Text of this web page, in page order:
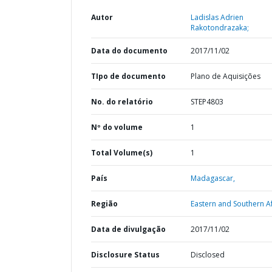
Autor
Ladislas Adrien
Rakotondrazaka;
Data do documento 2017/11/02
TIpo de documento Plano de Aquisições
No. do relatório STEP4803
Nº do volume 1
Total Volume(s) 1
País Madagascar,
Região Eastern and Southern
Data de divulgação 2017/11/02
Disclosure Status Disclosed